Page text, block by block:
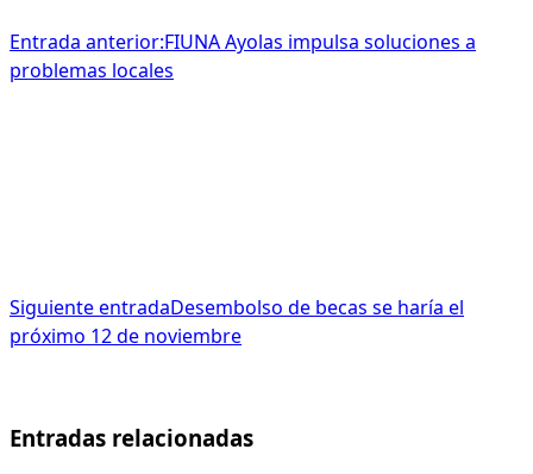
Entrada anterior:FIUNA Ayolas impulsa soluciones a
problemas locales
Siguiente entradaDesembolso de becas se haría el
próximo 12 de noviembre
Entradas relacionadas